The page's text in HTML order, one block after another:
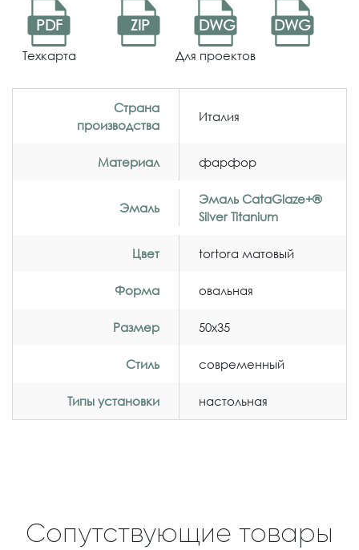
PDF
Техкарта
ZIP DWG DWG
Для проектов
Страна
производства
Италия
Материал фарфор
Эмаль
Эмаль CataGlaze+®
Silver Titanium
Цвет tortora матовый
Форма овальная
Размер 50x35
Стиль современный
Типы установки настольная
Сопутствующие товары